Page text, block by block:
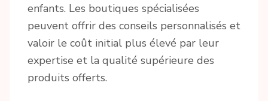
enfants. Les boutiques spécialisées
peuvent offrir des conseils personnalisés et
valoir le coût initial plus élevé par leur
expertise et la qualité supérieure des
produits offerts.